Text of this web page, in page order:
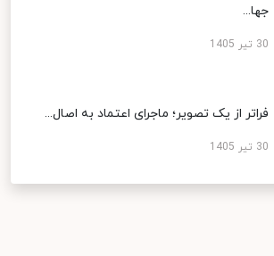
جها...
30 تیر 1405
فراتر از یک تصویر؛ ماجرای اعتماد به اصال...
30 تیر 1405